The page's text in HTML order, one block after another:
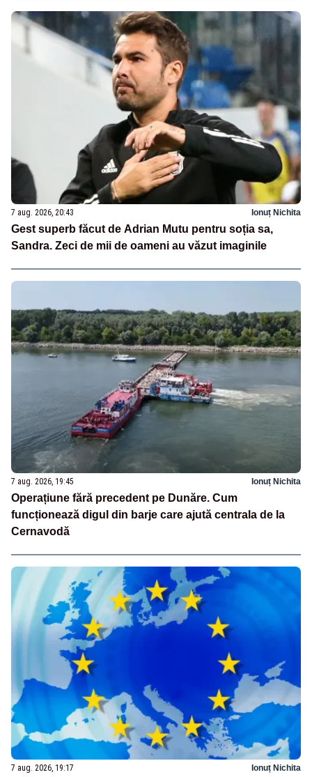
7 aug. 2026, 20:43 Ionuț Nichita
Gest superb făcut de Adrian Mutu pentru soția sa,
Sandra. Zeci de mii de oameni au văzut imaginile
7 aug. 2026, 19:45 Ionuț Nichita
Operațiune fără precedent pe Dunăre. Cum
funcționează digul din barje care ajută centrala de la
Cernavodă
7 aug. 2026, 19:17 Ionuț Nichita